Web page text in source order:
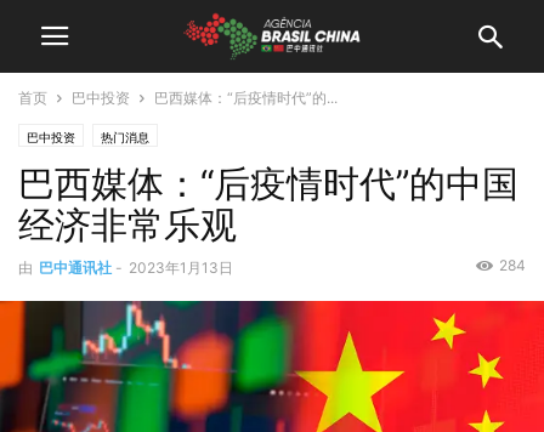
首页 巴中投资 巴西媒体：“后疫情时代”的...
巴中投资 热门消息
巴西媒体：“后疫情时代”的中国
经济非常乐观
由 巴中通讯社 - 2023年1月13日 284